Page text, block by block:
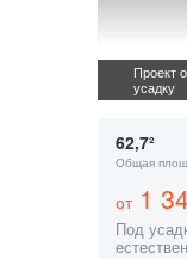
Проект
усадку
62,7²
Общая
от1
Под